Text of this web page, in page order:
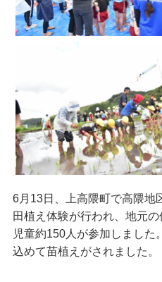
6月13日、上高隈町で高隈地
田植え体験が行われ、地元
児童約150人が参加しました
込めて苗植えがされました。